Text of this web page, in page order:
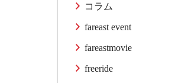
コラム
fareast event
fareastmovie
freeride